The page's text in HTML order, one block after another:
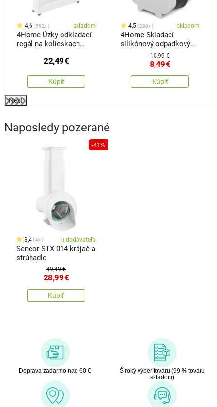
4,6 592x skladom
4Home Úzky odkladací
regál na kolieskach
22,49€
Kúpiť
4,5 290x skladom
4Home Skladací
silikónový odpadkový
kôš Clean10,99 €
8,49€
Kúpiť
Next
Naposledy pozerané
-41%
3,4 4x u dodávateľa
Sencor STX 014 krájač a
strúhadlo
49,49 €
28,99€
Kúpiť
Doprava zadarmo nad 60 €
Široký výber tovaru (99 % tovaru
skladom)